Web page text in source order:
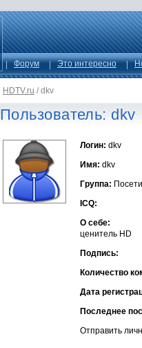
Форум Это интересно
HDTV.ru / dkv
Пользователь: dkv
Логин: dkv
Имя: dkv
Группа:
ICQ:
О себе:
ценитель HD
Подпись:
Количество
Дата
Последнее
Отправить